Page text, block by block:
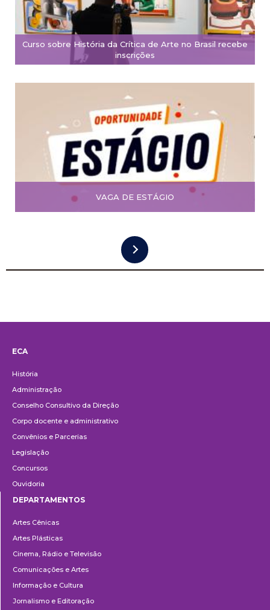
Curso sobre História da Crítica de Arte no Brasil recebe
inscrições
VAGA DE ESTÁGIO
ECA
História
Administração
Conselho Consultivo da Direção
Corpo docente e administrativo
Convênios e Parcerias
Legislação
Concursos
Ouvidoria
DEPARTAMENTOS
Artes Cênicas
Artes Plásticas
Cinema, Rádio e Televisão
Comunicações e Artes
Informação e Cultura
Jornalismo e Editoração